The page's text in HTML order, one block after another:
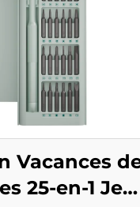
Vacances
25-en-1 Jeu